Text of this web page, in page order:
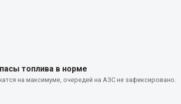
топлива в норме
на максимуме, очередей на АЗС не зафиксировано.